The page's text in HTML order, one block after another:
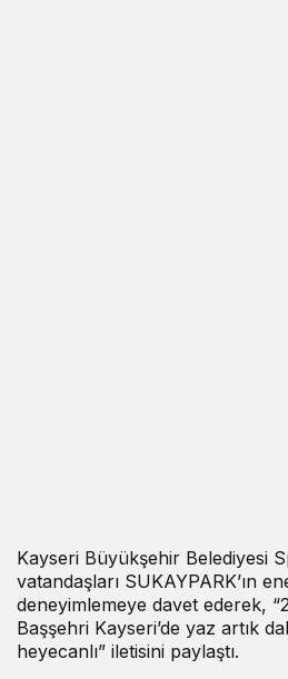
Kayseri Büyükşehir Belediyesi
vatandaşları SUKAYPARK’ın
deneyimlemeye davet ederek,
Başşehri Kayseri’de yaz artık
heyecanlı” iletisini paylaştı.